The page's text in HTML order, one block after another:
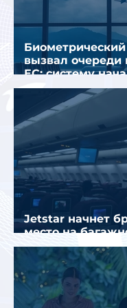
Биометрический
вызвал очереди
ЕС: систему
отключать
Jetstar начнет
место на
салоне самолета